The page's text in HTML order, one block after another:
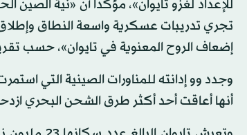
للإعداد لغزو تايوان»، مؤكداً أن «نية
تجري تدريبات عسكرية واسعة النطاق
إضعاف الروح المعنوية في تايوان»، حسب
وجدد وو إدانته للمناورات الصينية التي
أنها أعاقت أحد أكثر طرق الشحن البحري